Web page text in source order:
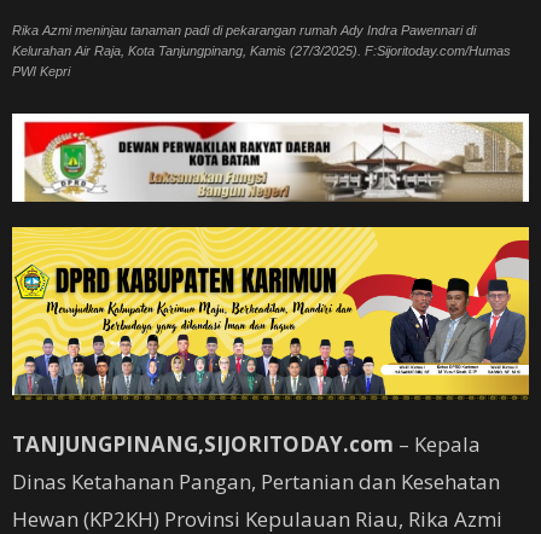
Rika Azmi meninjau tanaman padi di pekarangan rumah Ady Indra Pawennari di
Kelurahan Air Raja, Kota Tanjungpinang, Kamis (27/3/2025). F:Sijoritoday.com/Humas
PWI Kepri
TANJUNGPINANG,SIJORITODAY.com – Kepala
Dinas Ketahanan Pangan, Pertanian dan Kesehatan
Hewan (KP2KH) Provinsi Kepulauan Riau, Rika Azmi